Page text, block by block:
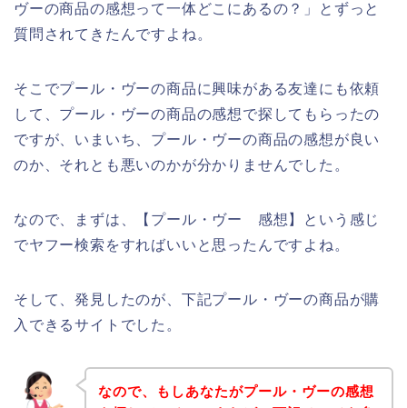
ヴーの商品の感想って一体どこにあるの？」とずっと
質問されてきたんですよね。
そこでプール・ヴーの商品に興味がある友達にも依頼
して、プール・ヴーの商品の感想で探してもらったの
ですが、いまいち、プール・ヴーの商品の感想が良い
のか、それとも悪いのかが分かりませんでした。
なので、まずは、【プール・ヴー 感想】という感じ
でヤフー検索をすればいいと思ったんですよね。
そして、発見したのが、下記プール・ヴーの商品が購
入できるサイトでした。
なので、もしあなたがプール・ヴーの感想